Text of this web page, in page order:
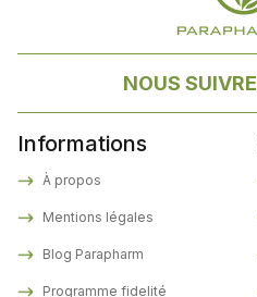
NOUS SUIVRE
Informations
À propos
Mentions légales
Blog Parapharm
Programme fidelité